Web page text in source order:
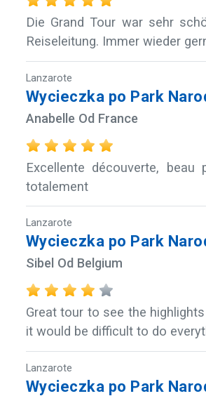
Die Grand Tour war sehr
Reiseleitung. Immer wieder
Lanzarote
Wycieczka po Park
Anabelle Od France
Excellente découverte,
totalement
Lanzarote
Wycieczka po Park
Sibel Od Belgium
Great tour to see the
it would be difficult to do
Lanzarote
Wycieczka po Park